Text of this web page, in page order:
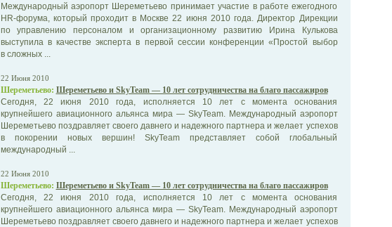
Международный аэропорт Шереметьево принимает участие в работе ежегодного
HR-форума, который проходит в Москве 22 июня 2010 года. Директор Дирекции
по управлению персоналом и организационному развитию Ирина Кулькова
выступила в качестве эксперта в первой сессии конференции «Простой выбор
в сложных ...
22 Июня 2010
Шереметьево: Шереметьево и SkyTeam — 10 лет сотрудничества на благо пассажиров
Сегодня, 22 июня 2010 года, исполняется 10 лет с момента основания
крупнейшего авиационного альянса мира — SkyTeam. Международный аэропорт
Шереметьево поздравляет своего давнего и надежного партнера и желает успехов
в покорении новых вершин! SkyTeam представляет собой глобальный
международный ...
22 Июня 2010
Шереметьево: Шереметьево и SkyTeam — 10 лет сотрудничества на благо пассажиров
Сегодня, 22 июня 2010 года, исполняется 10 лет с момента основания
крупнейшего авиационного альянса мира — SkyTeam. Международный аэропорт
Шереметьево поздравляет своего давнего и надежного партнера и желает успехов